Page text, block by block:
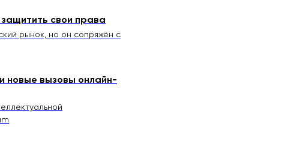
свои права
рынок, но он сопряжён с
новые вызовы онлайн-